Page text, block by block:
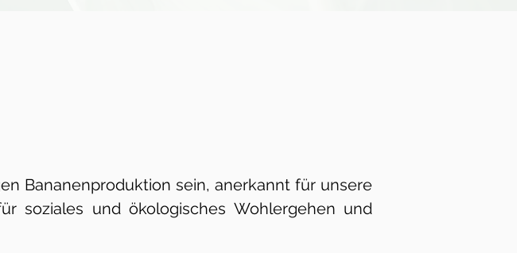
Bananenproduktion sein, anerkannt für unsere
soziales und ökologisches Wohlergehen und